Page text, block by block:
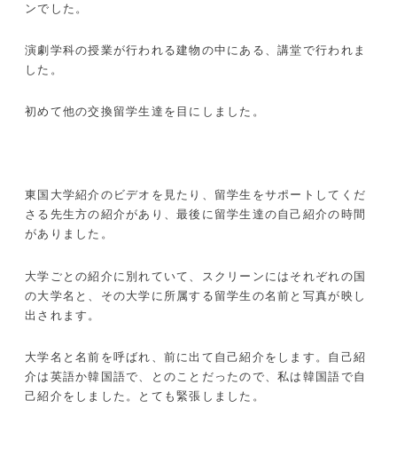
ンでした。
演劇学科の授業が行われる建物の中にある、講堂で行われま
した。
初めて他の交換留学生達を目にしました。
東国大学紹介のビデオを見たり、留学生をサポートしてくだ
さる先生方の紹介があり、最後に留学生達の自己紹介の時間
がありました。
大学ごとの紹介に別れていて、スクリーンにはそれぞれの国
の大学名と、その大学に所属する留学生の名前と写真が映し
出されます。
大学名と名前を呼ばれ、前に出て自己紹介をします。自己紹
介は英語か韓国語で、とのことだったので、私は韓国語で自
己紹介をしました。とても緊張しました。